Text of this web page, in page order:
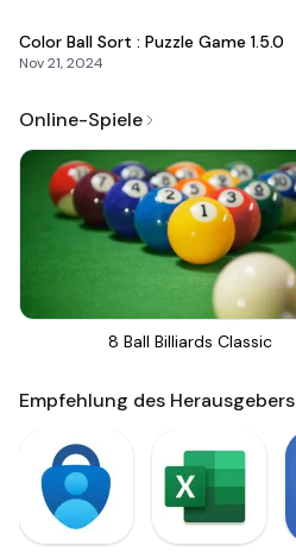
Color Ball Sort : Puzzle Game 1.5.0
Nov 21, 2024
Online-Spiele
8 Ball Billiards Classic
Empfehlung des Herausgebers